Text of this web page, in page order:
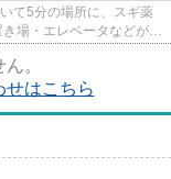
て5分の場所に、スギ薬
場・エレベータなどが備
。
せはこちら